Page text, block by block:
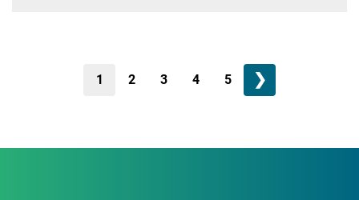
1 2 3 4 5 ❯